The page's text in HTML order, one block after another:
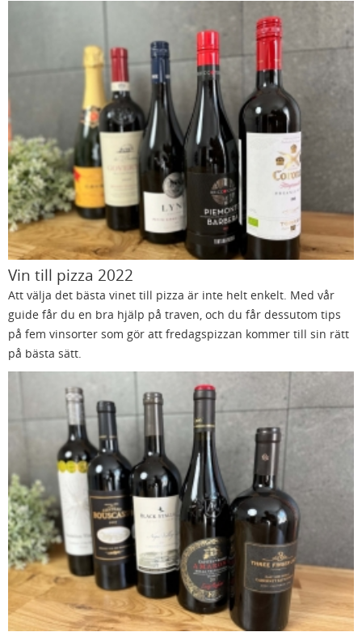
Vin till pizza 2022
Att välja det bästa vinet till pizza är inte helt enkelt. Med vår
guide får du en bra hjälp på traven, och du får dessutom tips
på fem vinsorter som gör att fredagspizzan kommer till sin rätt
på bästa sätt.